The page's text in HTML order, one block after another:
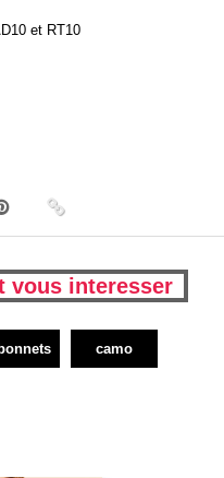
et RT10
vous interesser
camo